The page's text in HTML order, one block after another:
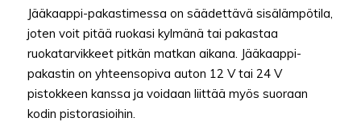
Jääkaappi-pakastimessa on säädettävä sisälämpötila,
joten voit pitää ruokasi kylmänä tai pakastaa
ruokatarvikkeet pitkän matkan aikana. Jääkaappi-
pakastin on yhteensopiva auton 12 V tai 24 V
pistokkeen kanssa ja voidaan liittää myös suoraan
kodin pistorasioihin.